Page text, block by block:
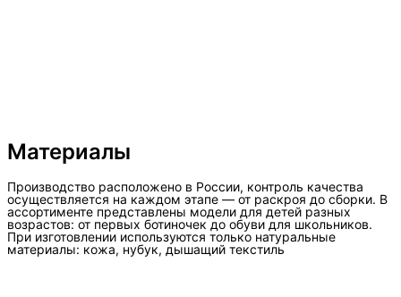
Материалы
Производство расположено в России, контроль качества
осуществляется на каждом этапе — от раскроя до сборки. В
ассортименте представлены модели для детей разных
возрастов: от первых ботиночек до обуви для школьников.
При изготовлении используются только натуральные
материалы: кожа, нубук, дышащий текстиль